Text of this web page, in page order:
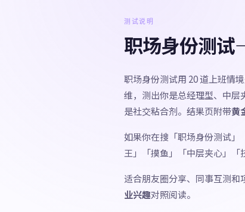
测试说明
职场身份测
职场身份测试用 20 道上班情
维，测出你是总经理型、中
是社交粘合剂。结果页附带黄
如果你在搜「职场身份测试
王」「摸鱼」「中层夹心」「
适合朋友圈分享、同事互测
业兴趣对照阅读。